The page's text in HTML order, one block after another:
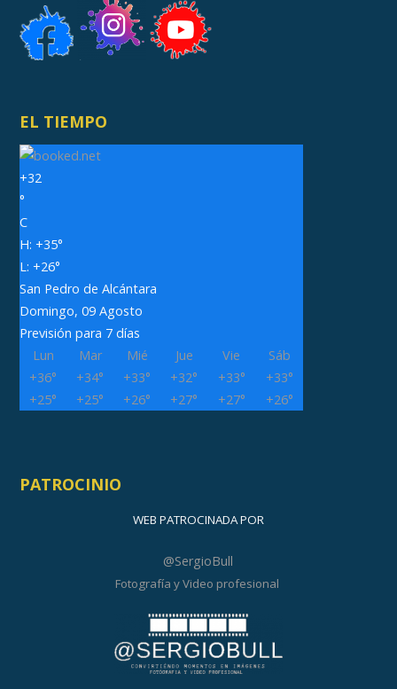
EL TIEMPO
+32
°
C
H: +35°
L: +26°
San Pedro de Alcántara
Domingo, 09 Agosto
Previsión para 7 días
Lun
Mar Mié Jue Vie
Sáb
+36° +34° +33° +32° +33° +33°
+25° +25° +26° +27° +27° +26°
PATROCINIO
WEB PATROCINADA POR
@SergioBull
Fotografía y Video profesional